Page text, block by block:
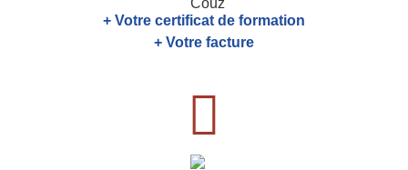
+ Votre certificat de formation
+ Votre facture